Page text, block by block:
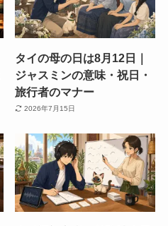
タイの母の日は8月12日｜
ジャスミンの意味・祝日・
旅行者のマナー
2026年7月15日